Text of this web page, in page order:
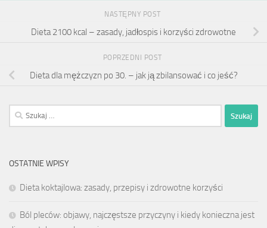
NASTĘPNY POST
Dieta 2100 kcal – zasady, jadłospis i korzyści zdrowotne
POPRZEDNI POST
Dieta dla mężczyzn po 30. – jak ją zbilansować i co jeść?
Szukaj:
OSTATNIE WPISY
Dieta koktajlowa: zasady, przepisy i zdrowotne korzyści
Ból pleców: objawy, najczęstsze przyczyny i kiedy konieczna jest